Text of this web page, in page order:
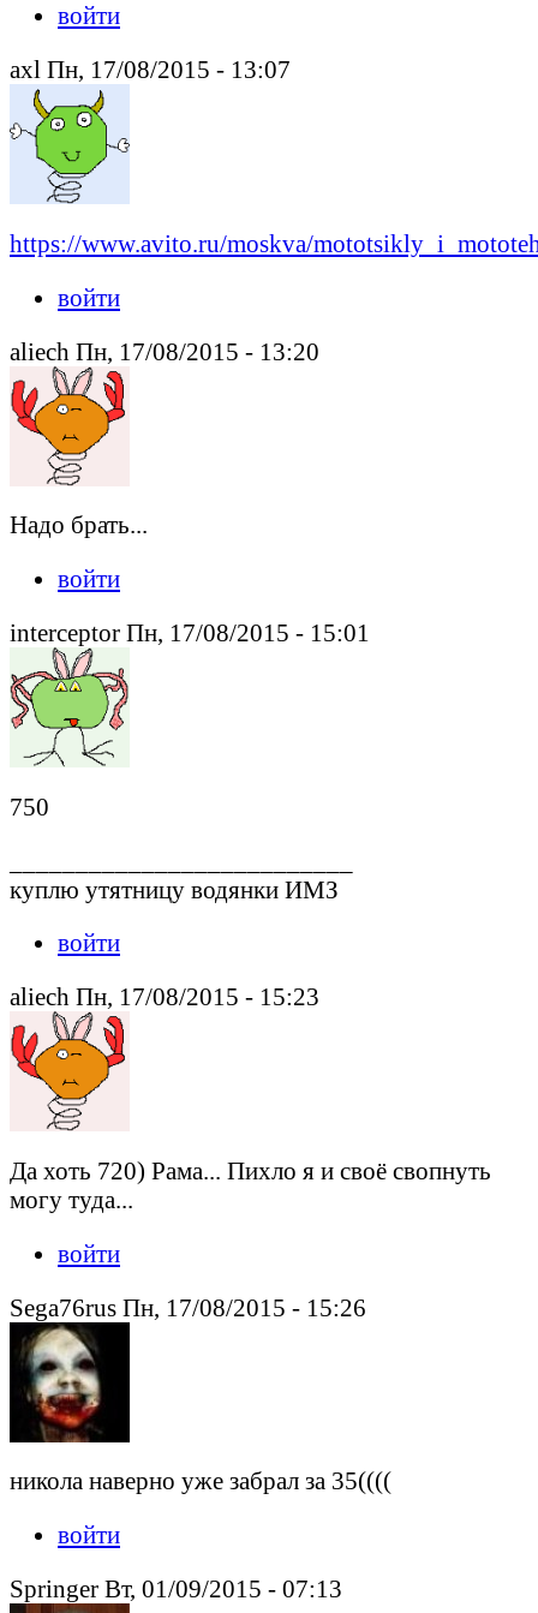
войти
axl Пн, 17/08/2015 - 13:07
https://www.avito.ru/moskva/
войти
aliech Пн, 17/08/2015 - 13:20
Надо брать...
войти
interceptor Пн, 17/08/2015 - 15:01
750
куплю утятницу водянки ИМЗ
войти
aliech Пн, 17/08/2015 - 15:23
Да хоть 720) Рама... Пихло я и своё свопнуть
могу туда...
войти
Sega76rus Пн, 17/08/2015 - 15:26
никола наверно уже забрал за 35((((
войти
Springer Вт, 01/09/2015 - 07:13